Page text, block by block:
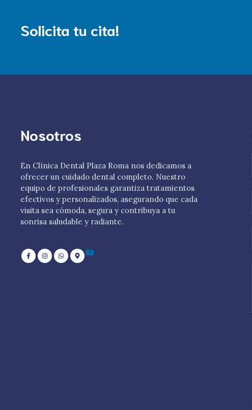
Solicita tu cita!
Nosotros
En Clínica Dental Plaza Roma nos dedicamos a
ofrecer un cuidado dental completo. Nuestro
equipo de profesionales garantiza tratamientos
efectivos y personalizados, asegurando que cada
visita sea cómoda, segura y contribuya a tu
sonrisa saludable y radiante.